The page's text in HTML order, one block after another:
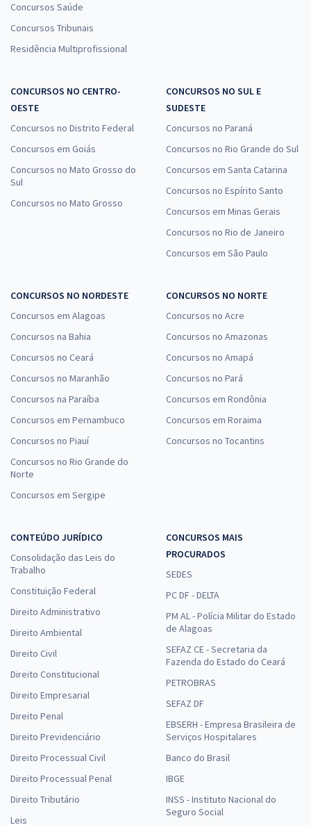
Concursos Saúde
Concursos Tribunais
Residência Multiprofissional
CONCURSOS NO CENTRO-
OESTE
Concursos no Distrito Federal
Concursos em Goiás
Concursos no Mato Grosso do
Sul
Concursos no Mato Grosso
CONCURSOS NO SUL E
SUDESTE
Concursos no Paraná
Concursos no Rio Grande do Sul
Concursos em Santa Catarina
Concursos no Espírito Santo
Concursos em Minas Gerais
Concursos no Rio de Janeiro
Concursos em São Paulo
CONCURSOS NO NORDESTE
Concursos em Alagoas
Concursos na Bahia
Concursos no Ceará
Concursos no Maranhão
Concursos na Paraíba
Concursos em Pernambuco
Concursos no Piauí
Concursos no Rio Grande do
Norte
Concursos em Sergipe
CONCURSOS NO NORTE
Concursos no Acre
Concursos no Amazonas
Concursos no Amapá
Concursos no Pará
Concursos em Rondônia
Concursos em Roraima
Concursos no Tocantins
CONTEÚDO JURÍDICO
Consolidação das Leis do
Trabalho
Constituição Federal
Direito Administrativo
Direito Ambiental
Direito Civil
Direito Constitucional
Direito Empresarial
Direito Penal
Direito Previdenciário
Direito Processual Civil
Direito Processual Penal
Direito Tributário
Leis
CONCURSOS MAIS
PROCURADOS
SEDES
PC DF - DELTA
PM AL - Polícia Militar do Estado
de Alagoas
SEFAZ CE - Secretaria da
Fazenda do Estado do Ceará
PETROBRAS
SEFAZ DF
EBSERH - Empresa Brasileira de
Serviços Hospitalares
Banco do Brasil
IBGE
INSS - Instituto Nacional do
Seguro Social